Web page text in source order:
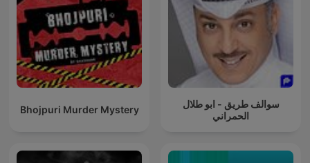
Bhojpuri Murder Mystery
سوالف طريق - ابو طلال
الحمراني